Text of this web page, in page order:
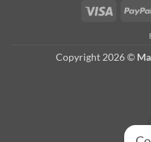
Visa
Copyright 2026 ©